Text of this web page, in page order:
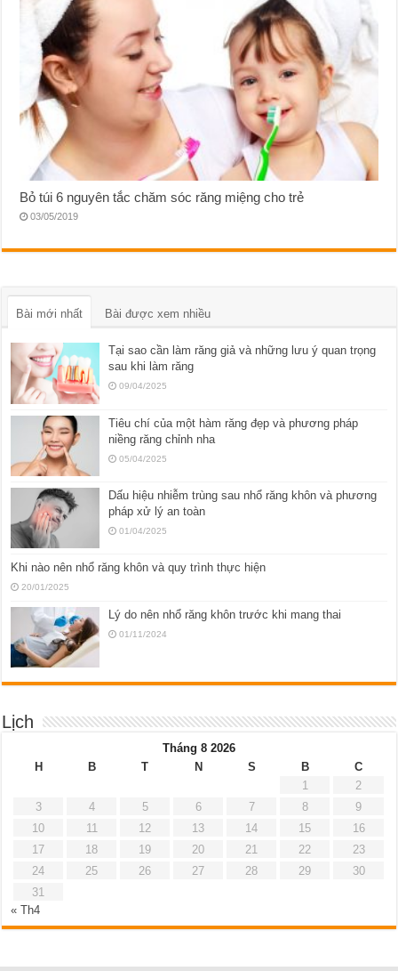
Bỏ túi 6 nguyên tắc chăm sóc răng miệng cho trẻ
03/05/2019
Bài mới nhất Bài được xem nhiều
Tại sao cần làm răng giả và những lưu ý quan trọng
sau khi làm răng
09/04/2025
Tiêu chí của một hàm răng đẹp và phương pháp
niềng răng chỉnh nha
05/04/2025
Dấu hiệu nhiễm trùng sau nhổ răng khôn và phương
pháp xử lý an toàn
01/04/2025
Khi nào nên nhổ răng khôn và quy trình thực hiện
20/01/2025
Lý do nên nhổ răng khôn trước khi mang thai
01/11/2024
Lịch
Tháng 8 2026
H
B T N S B
C
1
2
3
4 5 6 7 8
9
10
11 12 13 14 15
16
17
18 19 20 21 22
23
24
25 26 27 28 29
30
31
« Th4